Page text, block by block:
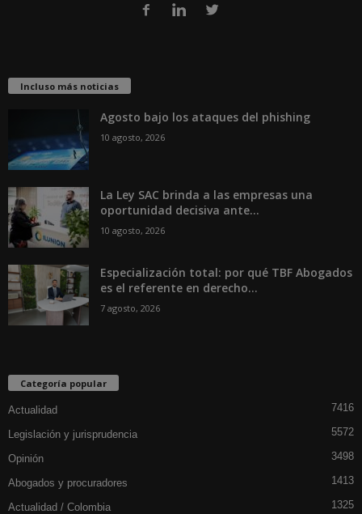
Incluso más noticias
Agosto bajo los ataques del phishing
10 agosto, 2026
La Ley SAC brinda a las empresas una
oportunidad decisiva ante...
10 agosto, 2026
Especialización total: por qué TBF Abogados
es el referente en derecho...
7 agosto, 2026
Categoría popular
Actualidad 7416
Legislación y jurisprudencia 5572
Opinión 3498
Abogados y procuradores 1413
Actualidad / Colombia 1325